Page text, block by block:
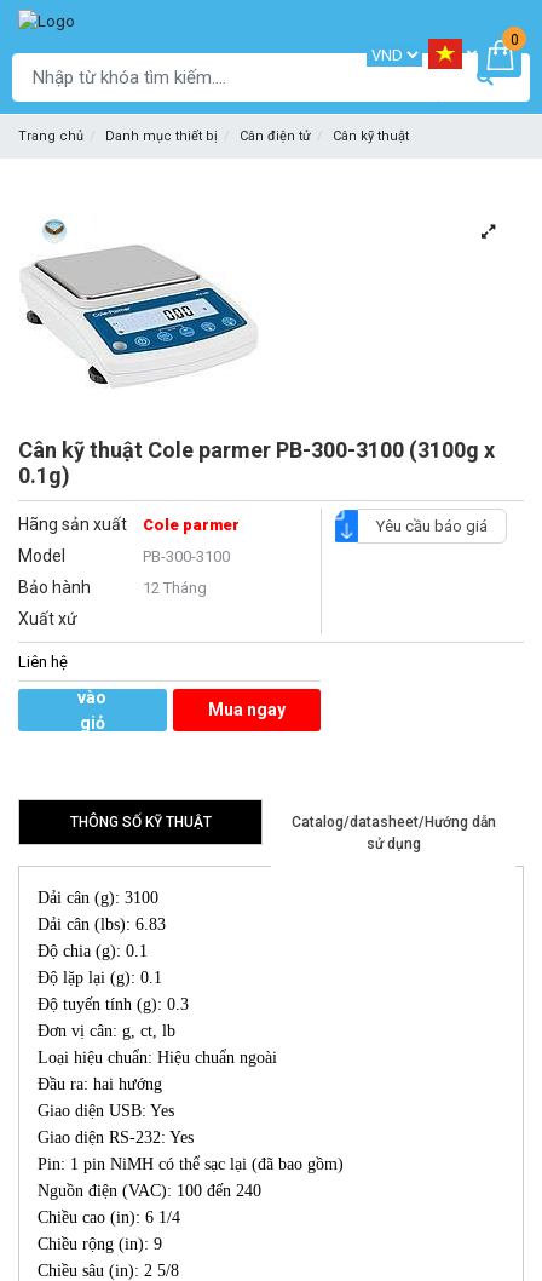
0
Trang chủ Danh mục thiết bị Cân điện tử Cân kỹ thuật
Cân kỹ thuật Cole parmer PB-300-3100 (3100g x
0.1g)
Hãng sản xuất Cole parmer
Model PB-300-3100
Bảo hành 12 Tháng
Xuất xứ
Yêu cầu báo giá
Liên hệ
vào
giỏ
Mua ngay
THÔNG SỐ KỸ THUẬT
Catalog/datasheet/Hướng dẫn
sử dụng
Dải cân (g): 3100
Dải cân (lbs): 6.83
Độ chia (g): 0.1
Độ lặp lại (g): 0.1
Độ tuyến tính (g): 0.3
Đơn vị cân: g, ct, lb
Loại hiệu chuẩn: Hiệu chuẩn ngoài
Đầu ra: hai hướng
Giao diện USB: Yes
Giao diện RS-232: Yes
Pin: 1 pin NiMH có thể sạc lại (đã bao gồm)
Nguồn điện (VAC): 100 đến 240
Chiều cao (in): 6 1/4
Chiều rộng (in): 9
Chiều sâu (in): 2 5/8